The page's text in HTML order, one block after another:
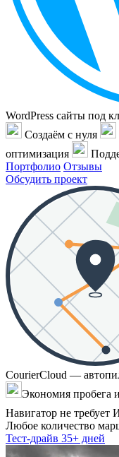
WordPress сайты под
Создаём с нуля
оптимизация
Портфолио Отзывы
Обсудить проект
CourierCloud —
Экономия пробега
Навигатор не требует
Любое количество
Тест-драйв 35+ дней